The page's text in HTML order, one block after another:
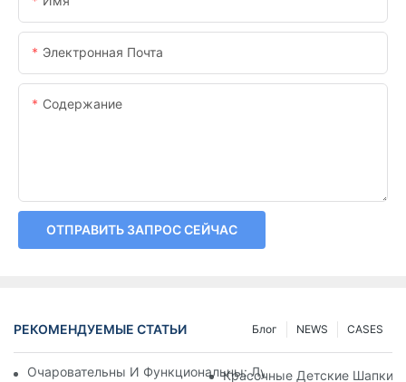
Электронная Почта
Содержание
ОТПРАВИТЬ ЗАПРОС СЕЙЧАС
РЕКОМЕНДУЕМЫЕ СТАТЬИ CASES
NEWS
Блог
Очаровательны И Функциональны: Лучшие Детские
Красочные Детские Шапки: